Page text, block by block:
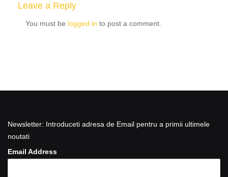
Leave a Reply
You must be logged in to post a comment.
Newsletter: Introduceti adresa de Email pentru a primii ultimele
noutati
Email Address